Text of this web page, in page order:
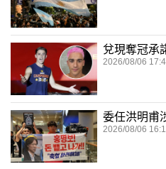
兌現奪冠承
2026/08/06
委任洪明甫
2026/08/06